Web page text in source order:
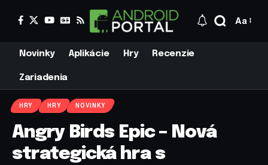
Aa
Novinky Aplikácie Hry Recenzie
Zariadenia
HRY HRY NOVINKY
Angry Birds Epic – Nová
strategická hra s